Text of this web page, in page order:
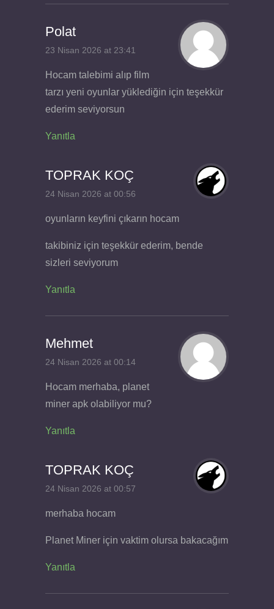
Polat
23 Nisan 2026 at 23:41
Hocam talebimi alıp film
tarzı yeni oyunlar yüklediğin için teşekkür
ederim seviyorsun
Yanıtla
TOPRAK KOÇ
24 Nisan 2026 at 00:56
oyunların keyfini çıkarın hocam
takibiniz için teşekkür ederim, bende
sizleri seviyorum
Yanıtla
Mehmet
24 Nisan 2026 at 00:14
Hocam merhaba, planet
miner apk olabiliyor mu?
Yanıtla
TOPRAK KOÇ
24 Nisan 2026 at 00:57
merhaba hocam
Planet Miner için vaktim olursa bakacağım
Yanıtla